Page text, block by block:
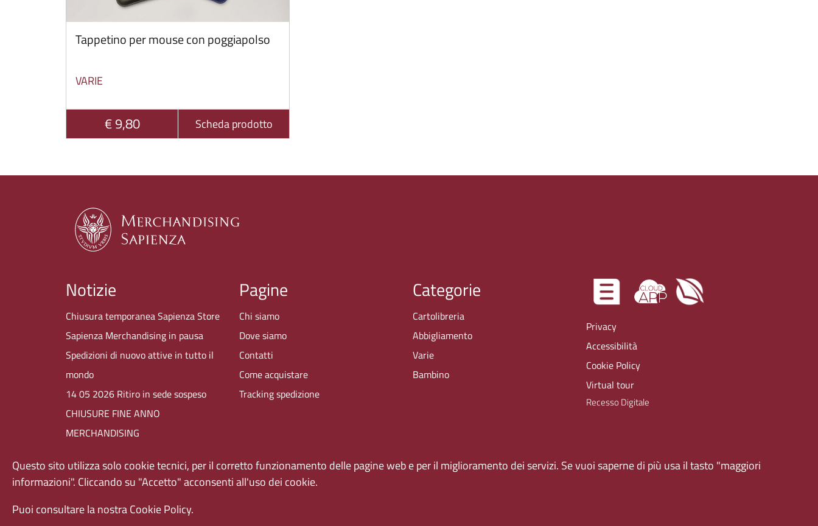
Tappetino per mouse con poggiapolso
VARIE
€ 9,80 Scheda prodotto
Notizie
Chiusura temporanea Sapienza Store
Sapienza Merchandising in pausa
Spedizioni di nuovo attive in tutto il
mondo
14 05 2026 Ritiro in sede sospeso
CHIUSURE FINE ANNO
MERCHANDISING
"MyMerchandising"
Pagine
Chi siamo
Dove siamo
Contatti
Come acquistare
Tracking spedizione
Categorie
Cartolibreria
Abbigliamento
Varie
Bambino
Privacy
Accessibilità
Cookie Policy
Virtual tour
Questo sito utilizza solo cookie tecnici, per il corretto funzionamento delle pagine web e per il miglioramento dei servizi. Se vuoi saperne di più usa il tasto "maggiori
informazioni". Cliccando su "Accetto" acconsenti all'uso dei cookie.
Puoi consultare la nostra Cookie Policy.